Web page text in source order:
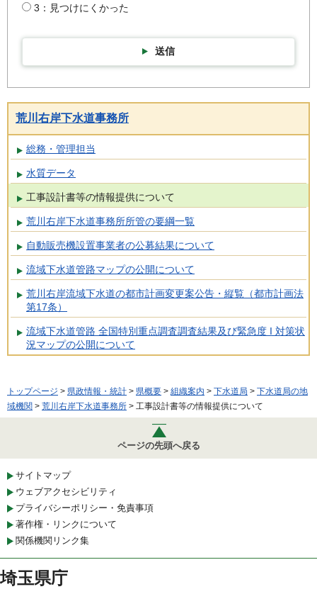
3：見つけにくかった
送信
荒川右岸下水道事務所
総務・管理担当
水質データ
工事設計書等の情報提供について
荒川右岸下水道事務所所管の要綱一覧
自動販売機設置事業者の公募結果について
流域下水道管路マップの公開について
荒川右岸流域下水道の都市計画変更案公告・縦覧（都市計画法
第17条）
流域下水道管路 全国特別重点調査調査結果及び緊急度 I 対策状
況マップの公開について
トップページ > 県政情報・統計 > 県概要 > 組織案内 > 下水道局 > 下水道局の地
域機関 > 荒川右岸下水道事務所 > 工事設計書等の情報提供について
ページの先頭へ戻る
サイトマップ
ウェブアクセシビリティ
プライバシーポリシー・免責事項
著作権・リンクについて
関係機関リンク集
埼玉県庁